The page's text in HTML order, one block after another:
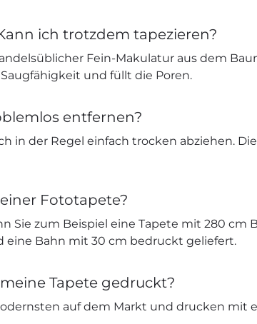
ich trotzdem tapezieren?
Fein-Makulatur aus dem
und füllt die Poren.
entfernen?
in der Regel einfach trocken abziehen.
Fototapete?
Sie zum Beispiel eine Tapete mit 280 cm
eine Bahn mit 30 cm bedruckt geliefert.
Tapete gedruckt?
auf dem Markt und drucken mit